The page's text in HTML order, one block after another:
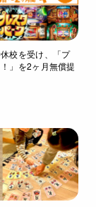
校を受け、「プ
」を2ヶ月無償提